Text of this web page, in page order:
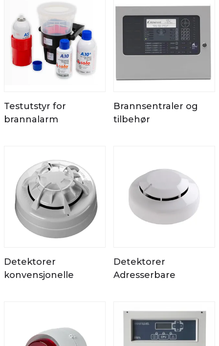
Testutstyr for
brannalarm
Brannsentraler og
tilbehør
Detektorer
konvensjonelle
Detektorer
Adresserbare